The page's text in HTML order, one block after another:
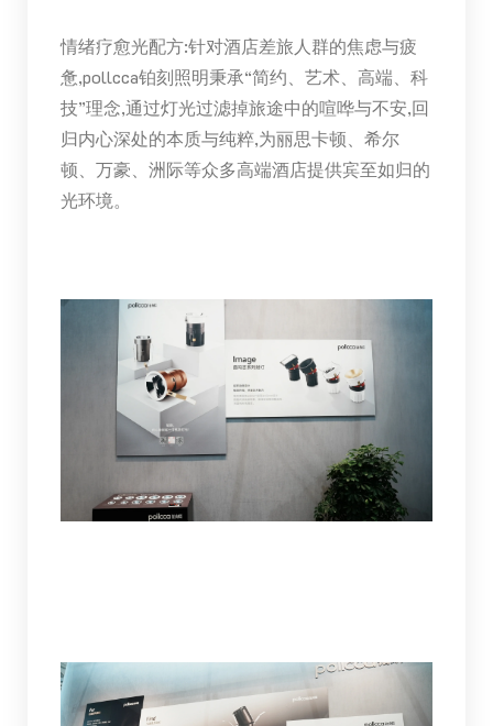
情绪疗愈光配方:针对酒店差旅人群的焦虑与疲
惫,pollcca铂刻照明秉承“简约、艺术、高端、科
技”理念,通过灯光过滤掉旅途中的喧哗与不安,回
归内心深处的本质与纯粹,为丽思卡顿、希尔
顿、万豪、洲际等众多高端酒店提供宾至如归的
光环境。